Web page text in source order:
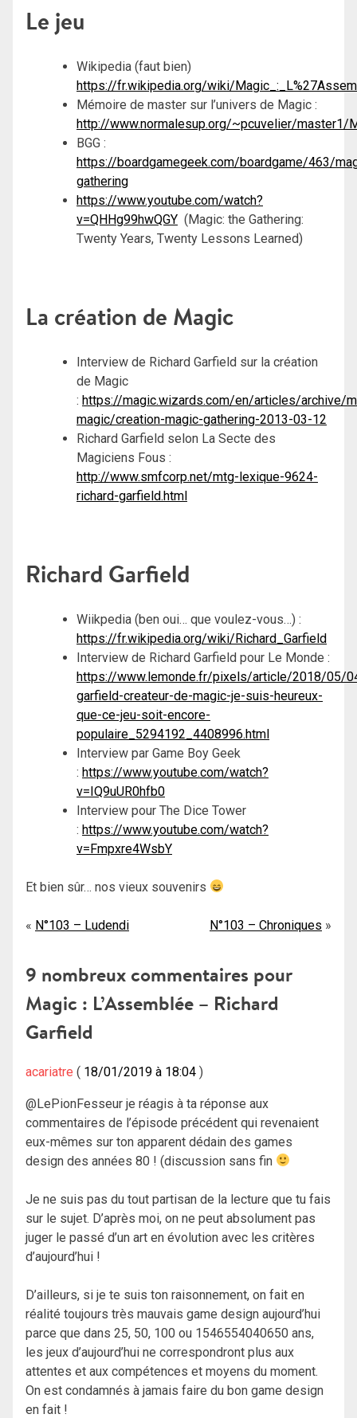
Le jeu
Wikipedia (faut bien)
https://fr.wikipedia.org/wiki/
Mémoire de master sur l’univers de Magic :
http://www.normalesup.org/~pcuvelier/master1/
BGG :
https://boardgamegeek.com/boardgame/463/
gathering
https://www.youtube.com/watch?
v=QHHg99hwQGY (Magic: the Gathering:
Twenty Years, Twenty Lessons Learned)
La création de Magic
Interview de Richard Garfield sur la création
de Magic
: https://magic.wizards.com/en/articles/archive/
magic/creation-magic-gathering-2013-03-12
Richard Garfield selon La Secte des
Magiciens Fous :
http://www.smfcorp.net/mtg-lexique-9624-
richard-garfield.html
Richard Garfield
Wiikpedia (ben oui… que voulez-vous…) :
https://fr.wikipedia.org/wiki/Richard_Garfield
Interview de Richard Garfield pour Le Monde :
https://www.lemonde.fr/pixels/article/2018/05/
garfield-createur-de-magic-je-suis-heureux-
que-ce-jeu-soit-encore-
populaire_5294192_4408996.html
Interview par Game Boy Geek
: https://www.youtube.com/watch?
v=IQ9uUR0hfb0
Interview pour The Dice Tower
: https://www.youtube.com/watch?
v=Fmpxre4WsbY
Et bien sûr… nos vieux souvenirs
Navigation
l’article
N°103 – Ludendi N°103 – Chroniques
9 nombreux commentaires pour
Magic : L’Assemblée – Richard
Garfield
acariatre 18/01/2019 à 18:04
@LePionFesseur je réagis à ta réponse aux
commentaires de l’épisode précédent qui revenaient
eux-mêmes sur ton apparent dédain des games
design des années 80 ! (discussion sans fin
Je ne suis pas du tout partisan de la lecture que tu fais
sur le sujet. D’après moi, on ne peut absolument pas
juger le passé d’un art en évolution avec les critères
d’aujourd’hui !
D’ailleurs, si je te suis ton raisonnement, on fait en
réalité toujours très mauvais game design aujourd’hui
parce que dans 25, 50, 100 ou 1546554040650 ans,
les jeux d’aujourd’hui ne correspondront plus aux
attentes et aux compétences et moyens du moment.
On est condamnés à jamais faire du bon game design
en fait !